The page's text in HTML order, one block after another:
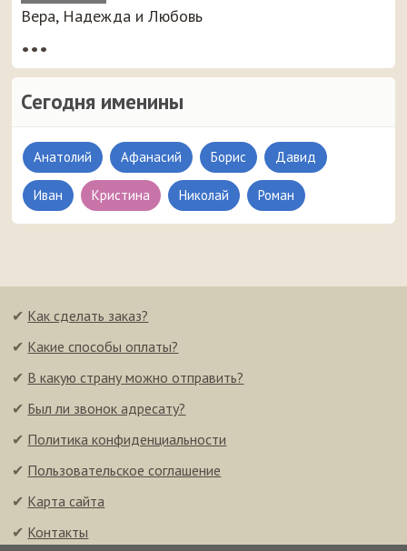
Вера, Надежда и Любовь
•••
Сегодня именины
Анатолий Афанасий Борис Давид
Иван Кристина Николай Роман
✔ Как сделать заказ?
✔ Какие способы оплаты?
✔ В какую страну можно отправить?
✔ Был ли звонок адресату?
✔ Политика конфиденциальности
✔ Пользовательское соглашение
✔ Карта сайта
✔ Контакты